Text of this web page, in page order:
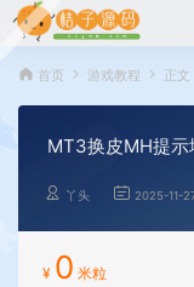
首页 游戏教程 正文
MT3换皮MH提
丫头 2025-11-
¥ 0 米粒